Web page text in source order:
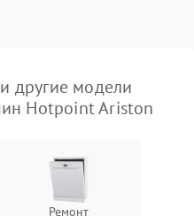
другие модели
Hotpoint Ariston
Ремонт